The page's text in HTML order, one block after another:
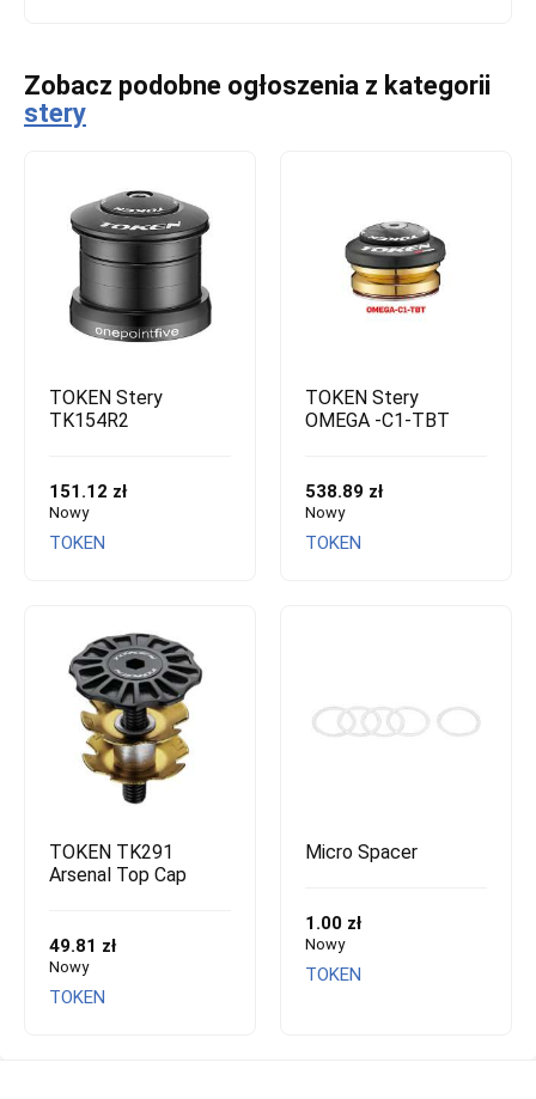
Zobacz podobne ogłoszenia z kategorii
stery
TOKEN Stery
TK154R2
151.12 zł
Nowy
TOKEN
TOKEN Stery
OMEGA -C1-TBT
538.89 zł
Nowy
TOKEN
TOKEN TK291
Arsenal Top Cap
49.81 zł
Nowy
TOKEN
Micro Spacer
1.00 zł
Nowy
TOKEN